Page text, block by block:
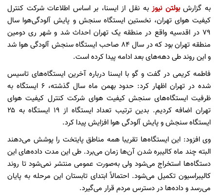
به گزارشبولتن نیوزبه نقل از ایسنا، بر اساس اطلاعات شرکت کنترل
کیفیت هوای تهران، نخستین ایستگاه سنجش و پایش آلودگی‌هوا سال
۷۹ در اقدسیه واقع در منطقه یک تهران احداث شد و شهر ری دومین
منطقه تهران بود که در سال ۸۴ صاحب ایستگاه سنجش آلودگی هوا شد
و این روند طی دهه‌های بعد ادامه پیدا کرده است.
فاطمه کریمی در گفت و گو با ایسنا درباره آخرین ایستگاه‌های تاسیس
شده در تهران اظهار کرد: حدود بهمن ماه سال گذشته، ۶ ایستگاه به
ظرفیت ایستگاه‌های سنجش کیفیت هوای شرکت کنترل کیفیت هوای
تهران اضافه کردیم. بدین ترتیب تعداد ایستگاه از ۱۹ ایستگاه به ۲۵
ایستگاه سنجش و پایش آلودگی هوا افزایش پیدا کرد.
وی افزود: این ایستگاه‌ها تقریبا همه مناطق پایتخت را پوشش می‌دهند
البته چند ماه کالیبره شدن آن‌ها زمان می‌برد. طی این مدت داده‌های این
دستگاه‌ها استخراج می‌شود ولی به‌صورت عمومی منتشر نمی‌شود تا روند
کالیبراسیون تکمیل می‌شود. احتمالاً ابتدای تابستان این مرحله به پایان‌
می‌رسد و داده‌ها در دسترس مردم قرار می‌گیرد.